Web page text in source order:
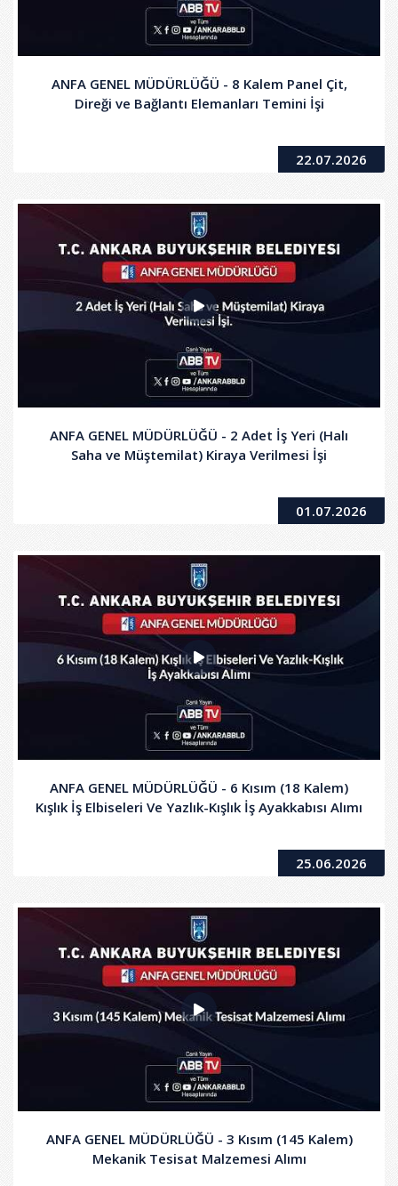
ANFA GENEL MÜDÜRLÜĞÜ - 8 Kalem Panel Çit,
Direği ve Bağlantı Elemanları Temini İşi
22.07.2026
ANFA GENEL MÜDÜRLÜĞÜ - 2 Adet İş Yeri (Halı
Saha ve Müştemilat) Kiraya Verilmesi İşi
01.07.2026
ANFA GENEL MÜDÜRLÜĞÜ - 6 Kısım (18 Kalem)
Kışlık İş Elbiseleri Ve Yazlık-Kışlık İş Ayakkabısı Alımı
25.06.2026
ANFA GENEL MÜDÜRLÜĞÜ - 3 Kısım (145 Kalem)
Mekanik Tesisat Malzemesi Alımı